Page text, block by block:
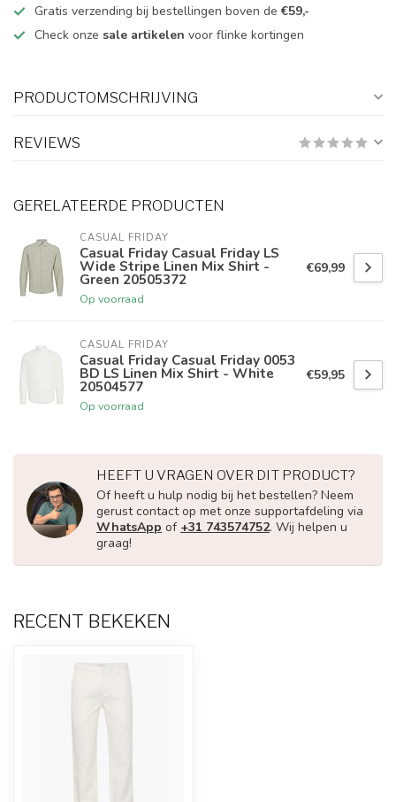
Gratis verzending bij bestellingen boven de€59,-
Check onze sale artikelen voor flinke kortingen
PRODUCTOMSCHRIJVING
REVIEWS
GERELATEERDE PRODUCTEN
CASUAL FRIDAY
Casual Friday Casual Friday LS
Wide Stripe Linen Mix Shirt -
Green 20505372
Op voorraad
€69,99
CASUAL FRIDAY
Casual Friday Casual Friday 0053
BD LS Linen Mix Shirt - White
20504577
Op voorraad
€59,95
HEEFT U VRAGEN OVER DIT PRODUCT?
Of heeft u hulp nodig bij het bestellen? Neem
gerust contact op met onze supportafdeling via
WhatsApp of +31 743574752. Wij helpen u
graag!
RECENT BEKEKEN